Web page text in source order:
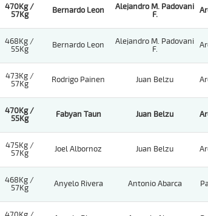
470Kg /
57Kg
Bernardo Leon
Alejandro M. Padovani
F.
468Kg /
55Kg
Bernardo Leon
Alejandro M. Padovani
F.
473Kg /
57Kg
Rodrigo Painen Juan Belzu
470Kg /
55Kg
Fabyan Taun Juan Belzu
475Kg /
57Kg
Joel Albornoz Juan Belzu
468Kg /
57Kg
Anyelo Rivera Antonio Abarca